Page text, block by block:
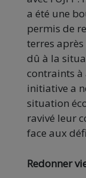
a été une
permis de
terres après
dû à la
contraints à
initiative a
situation
ravivé leur
face aux
Redonner